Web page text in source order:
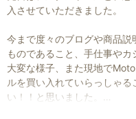
入させていただきました。
今まで度々のブログや商品
ものであること、手仕事や
大変な様子、また現地で
ルを買い入れていらっしゃ
い！！と思いました。